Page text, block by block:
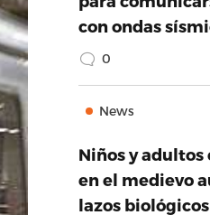
con ondas
0
News
Niños y
en el medievo
lazos biológicos